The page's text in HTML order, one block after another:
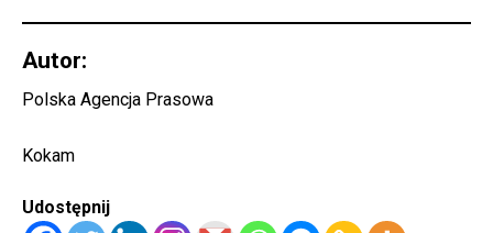
Autor:
Polska Agencja Prasowa
Kokam
Udostępnij